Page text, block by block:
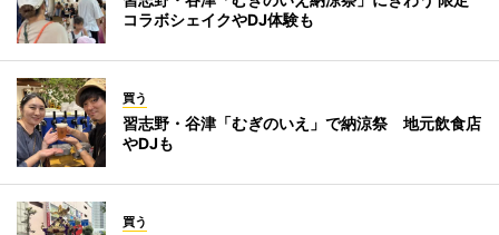
コラボシェイクやDJ体験も
買う
習志野・谷津「むぎのいえ」で納涼祭 地元飲食店
やDJも
買う